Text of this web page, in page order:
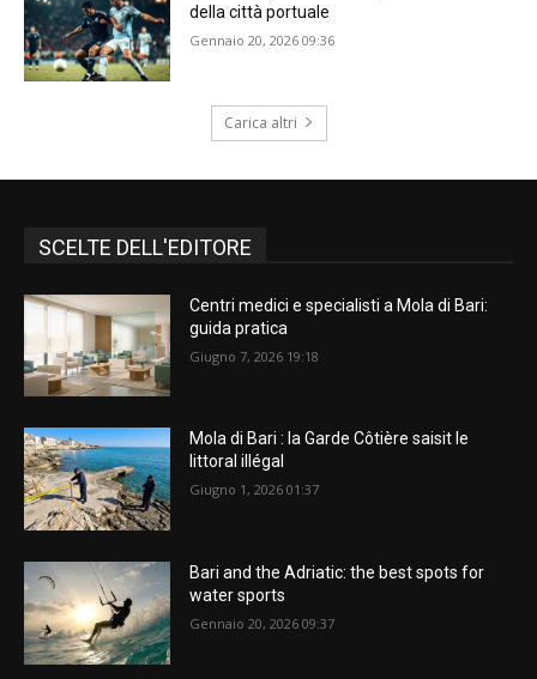
della città portuale
Gennaio 20, 2026 09:36
Carica altri
SCELTE DELL'EDITORE
Centri medici e specialisti a Mola di Bari:
guida pratica
Giugno 7, 2026 19:18
Mola di Bari : la Garde Côtière saisit le
littoral illégal
Giugno 1, 2026 01:37
Bari and the Adriatic: the best spots for
water sports
Gennaio 20, 2026 09:37